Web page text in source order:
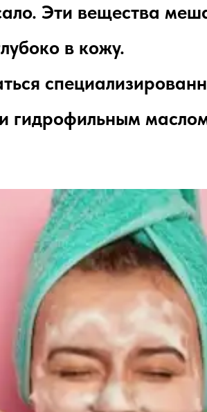
Эти вещества
в кожу.
гидрофильным